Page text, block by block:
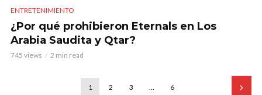
ENTRETENIMIENTO
¿Por qué prohibieron Eternals en Los
Arabia Saudita y Qtar?
745 views 2 min read
1 2 3 … 6